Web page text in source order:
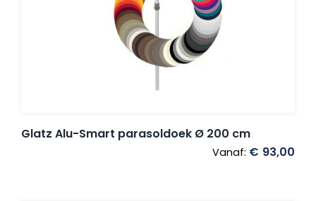
Glatz Alu-Smart parasoldoek Ø 200 cm
Vanaf: € 93,00